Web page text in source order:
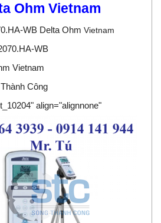
Ohm Vietnam
WB Delta Ohm Vietnam
WB
Vietnam
Công
align="alignnone"